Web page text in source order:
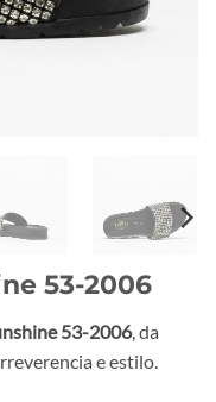
53-2006
53-2006, da
e estilo.